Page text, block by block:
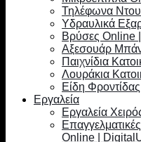
Τηλέφωνα
Υδραυλικά
Βρύσες Online
Αξεσουάρ
Παιχνίδια
Λουράκια
Είδη
Εργαλεία
Εργαλεία
Online |